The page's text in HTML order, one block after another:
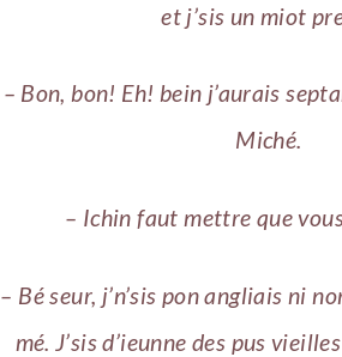
et j’sis un miot
– Bon, bon! Eh! bein j’aurais
Miché.
– Ichin faut mettre que
– Bé seur, j’n’sis pon angliais ni
mé. J’sis d’ieunne des pus